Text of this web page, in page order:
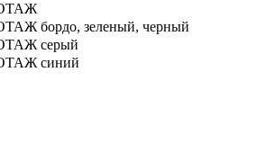
бордо, зеленый, черный
серый
синий